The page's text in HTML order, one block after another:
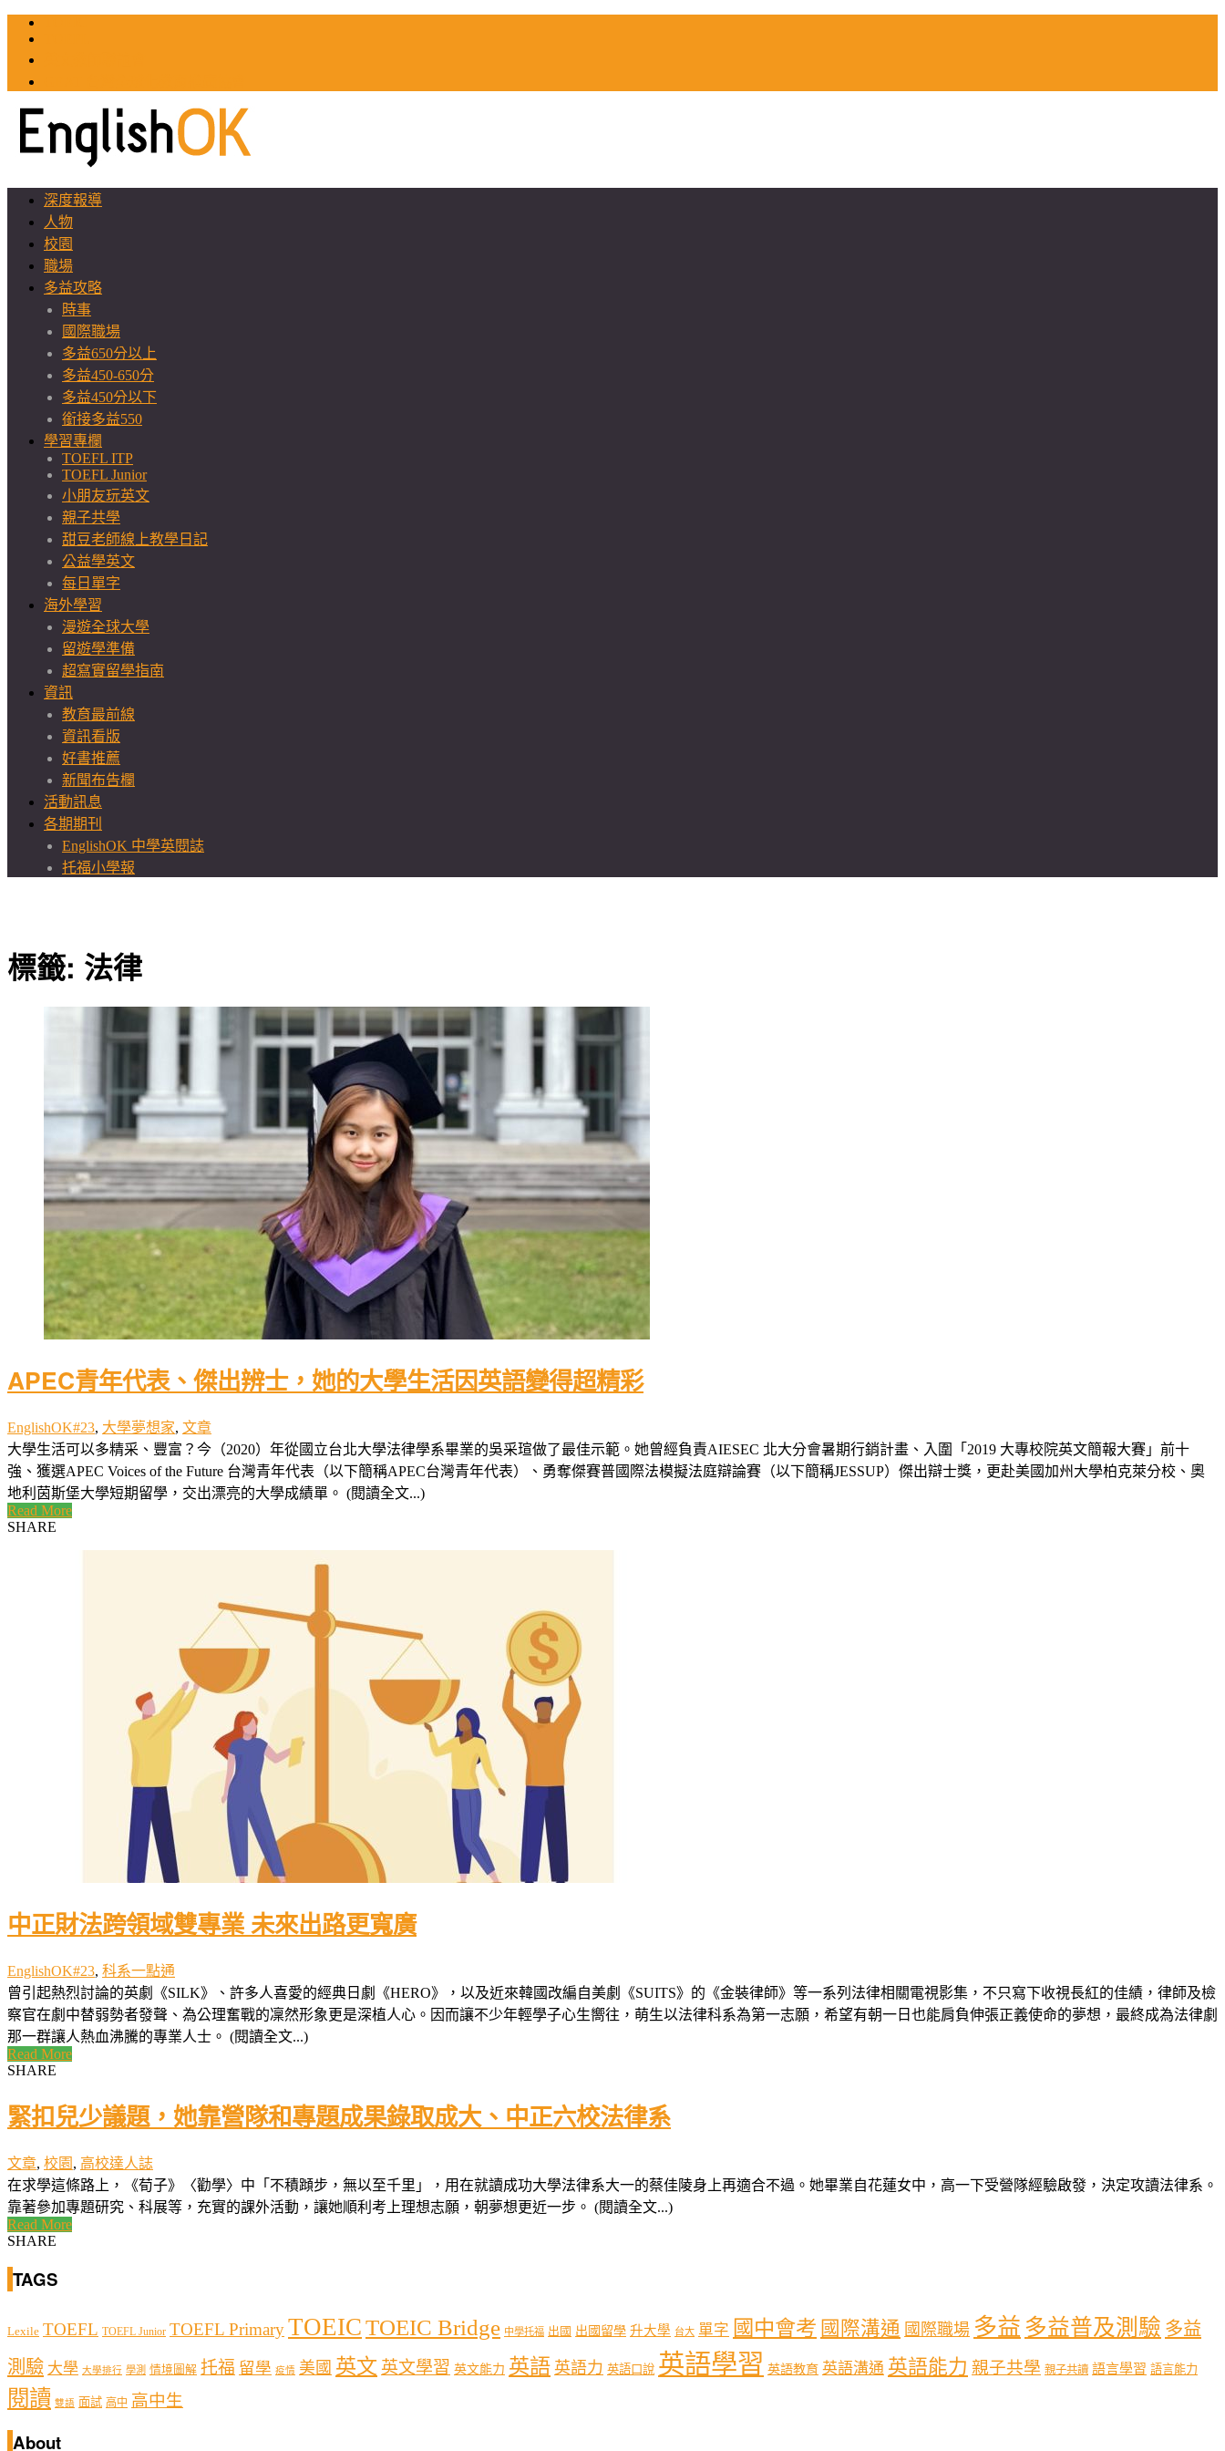
深度報導
人物
校園
職場
多益攻略
時事
國際職場
多益650分以上
多益450-650分
多益450分以下
銜接多益550
學習專欄
TOEFL ITP
TOEFL Junior
小朋友玩英文
親子共學
甜豆老師線上教學日記
公益學英文
每日單字
海外學習
漫遊全球大學
留遊學準備
超寫實留學指南
資訊
教育最前線
資訊看版
好書推薦
新聞布告欄
活動訊息
各期期刊
EnglishOK 中學英閱誌
托福小學報
標籤: 法律
APEC青年代表、傑出辨士，她的大學生活因英語變得超精彩
EnglishOK#23, 大學夢想家, 文章
大學生活可以多精采、豐富？今（2020）年從國立台北大學法律學系畢業的吳采瑄做了最佳示範。她曾經負責AIESEC 北大分會暑期行銷計畫、入圍「2019 大專校院英文簡報大賽」前十
強、獲選APEC Voices of the Future 台灣青年代表（以下簡稱APEC台灣青年代表）、勇奪傑賽普國際法模擬法庭辯論賽（以下簡稱JESSUP）傑出辯士獎，更赴美國加州大學柏克萊分校、奧
地利茵斯堡大學短期留學，交出漂亮的大學成績單。 (閱讀全文...)
Read More
SHARE
中正財法跨領域雙專業 未來出路更寬廣
EnglishOK#23, 科系一點通
曾引起熱烈討論的英劇《SILK》、許多人喜愛的經典日劇《HERO》，以及近來韓國改編自美劇《SUITS》的《金裝律師》等一系列法律相關電視影集，不只寫下收視長紅的佳績，律師及檢
察官在劇中替弱勢者發聲、為公理奮戰的凜然形象更是深植人心。因而讓不少年輕學子心生嚮往，萌生以法律科系為第一志願，希望有朝一日也能肩負伸張正義使命的夢想，最終成為法律劇
那一群讓人熱血沸騰的專業人士。 (閱讀全文...)
Read More
SHARE
緊扣兒少議題，她靠營隊和專題成果錄取成大、中正六校法律系
文章, 校園 , 高校達人誌
在求學這條路上，《荀子》〈勸學〉中「不積蹞步，無以至千里」，用在就讀成功大學法律系大一的蔡佳陵身上再適合不過。她畢業自花蓮女中，高一下受營隊經驗啟發，決定攻讀法律系。
靠著參加專題研究、科展等，充實的課外活動，讓她順利考上理想志願，朝夢想更近一步。 (閱讀全文...)
Read More
SHARE
TAGS
Lexile TOEFL TOEFL Junior TOEFL PrimaryTOEICTOEIC Bridge 中學托福 出國 出國留學 升大學 台大 單字 國中會考 國際溝通 國際職場 多益 多益普及測驗 多益
測驗 大學 大學排行 學測 情境圖解 托福 留學 疫情 美國 英文 英文學習 英文能力 英語 英語力 英語口說 英語學習 英語教育 英語溝通 英語能力 親子共學 親子共讀 語言學習 語言能力
閱讀 雙語 面試 高中 高中生
About